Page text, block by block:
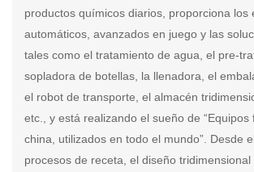
productos químicos diarios, proporciona los
automáticos, avanzados en juego y las
tales como el tratamiento de agua, el pre-
sopladora de botellas, la llenadora, el
el robot de transporte, el almacén
etc., y está realizando el sueño de “Equipos
china, utilizados en todo el mundo”. Desde
procesos de receta, el diseño